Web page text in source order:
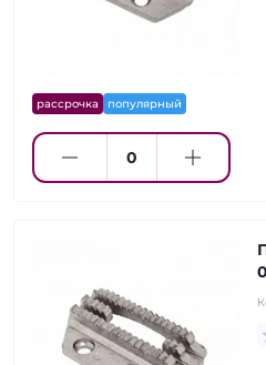
рассрочка популярный